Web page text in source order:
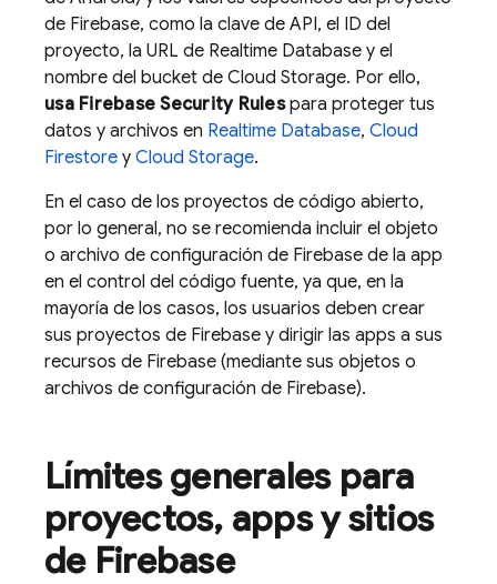
de Firebase, como la clave de API, el ID del
proyecto, la URL de Realtime Database y el
nombre del bucket de Cloud Storage. Por ello,
usa Firebase Security Rulespara proteger tus
datos y archivos en Realtime Database, Cloud
Firestore y Cloud Storage.
En el caso de los proyectos de código abierto,
por lo general, no se recomienda incluir el objeto
o archivo de configuración de Firebase de la app
en el control del código fuente, ya que, en la
mayoría de los casos, los usuarios deben crear
sus proyectos de Firebase y dirigir las apps a sus
recursos de Firebase (mediante sus objetos o
archivos de configuración de Firebase).
Límites generales para
proyectos, apps y sitios
de Firebase